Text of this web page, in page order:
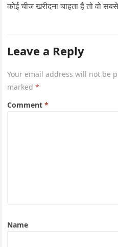
कोई चीज खरीदना चाहता है तो वो
Leave a Reply
Your email address will not be
marked*
Comment*
Name